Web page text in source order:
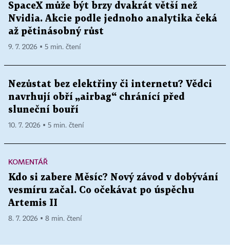
SpaceX může být brzy dvakrát větší než
Nvidia. Akcie podle jednoho analytika čeká
až pětinásobný růst
9. 7. 2026 ▪ 5 min. čtení
Nezůstat bez elektřiny či internetu? Vědci
navrhují obří „airbag“ chránící před
sluneční bouří
10. 7. 2026 ▪ 5 min. čtení
KOMENTÁŘ
Kdo si zabere Měsíc? Nový závod v dobývání
vesmíru začal. Co očekávat po úspěchu
Artemis II
8. 7. 2026 ▪ 8 min. čtení